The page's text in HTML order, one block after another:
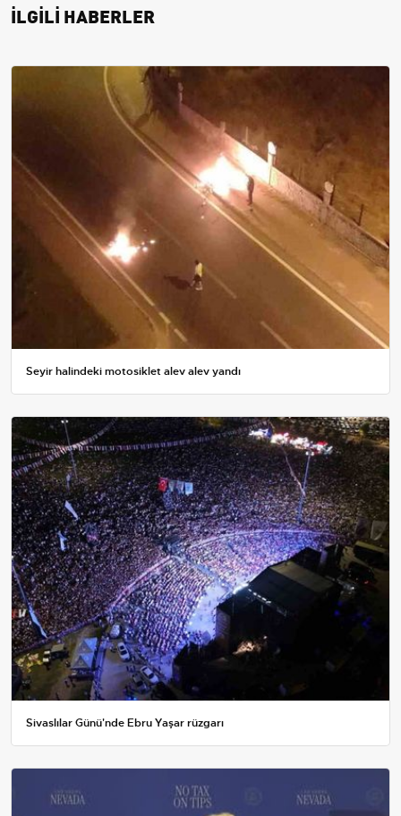
İLGİLİ HABERLER
Seyir halindeki motosiklet alev alev yandı
Sivaslılar Günü'nde Ebru Yaşar rüzgarı